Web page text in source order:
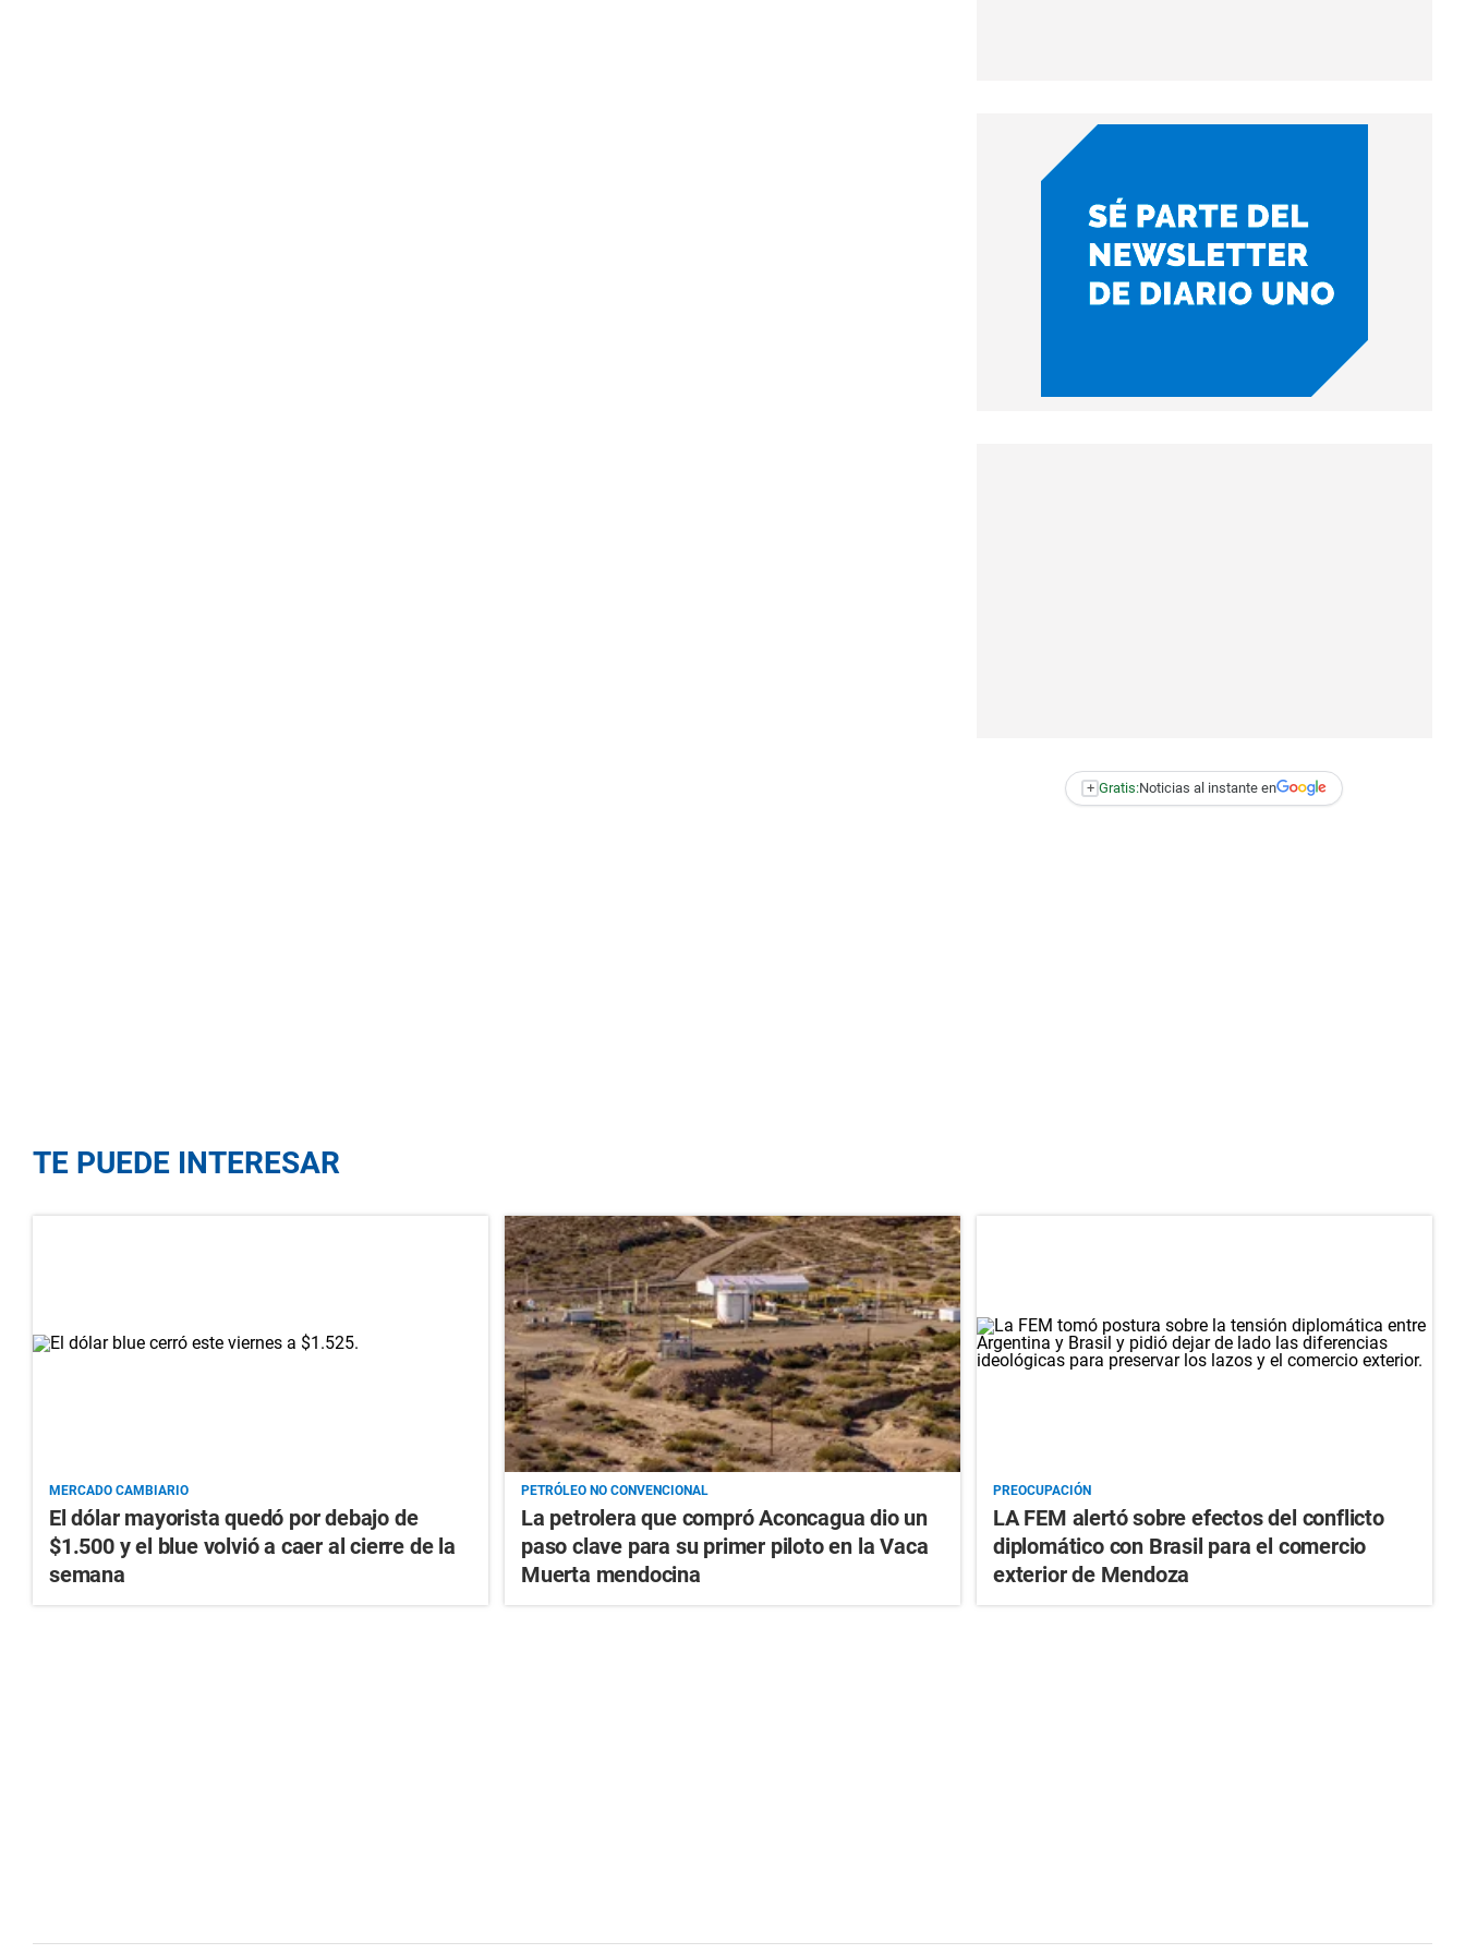
+ Gratis:Noticias al instante en
TE PUEDE INTERESAR
MERCADO CAMBIARIO
El dólar mayorista quedó por debajo de
$1.500 y el blue volvió a caer al cierre de la
semana
PETRÓLEO NO CONVENCIONAL
La petrolera que compró Aconcagua dio un
paso clave para su primer piloto en la Vaca
Muerta mendocina
PREOCUPACIÓN
LA FEM alertó sobre efectos del conflicto
diplomático con Brasil para el comercio
exterior de Mendoza